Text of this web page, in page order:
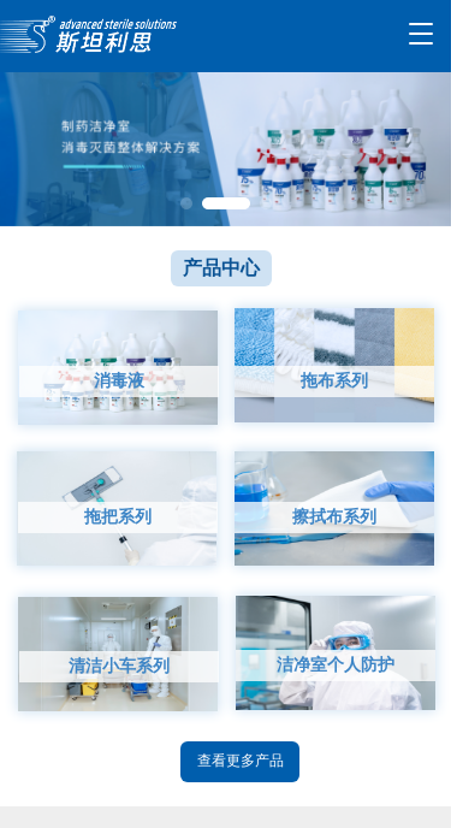
T
l
e
n
a
v
t
i
o
n
产品中心
消毒液 拖布系列
拖把系列 擦拭布系列
清洁小车系列 洁净室个人防护
查看更多产品